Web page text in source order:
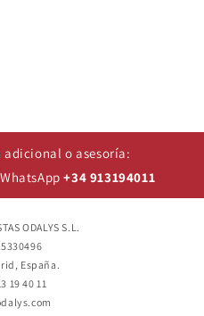
o asesoría:
+34 913194011
ODALYS S.L.
España.
19 40 11